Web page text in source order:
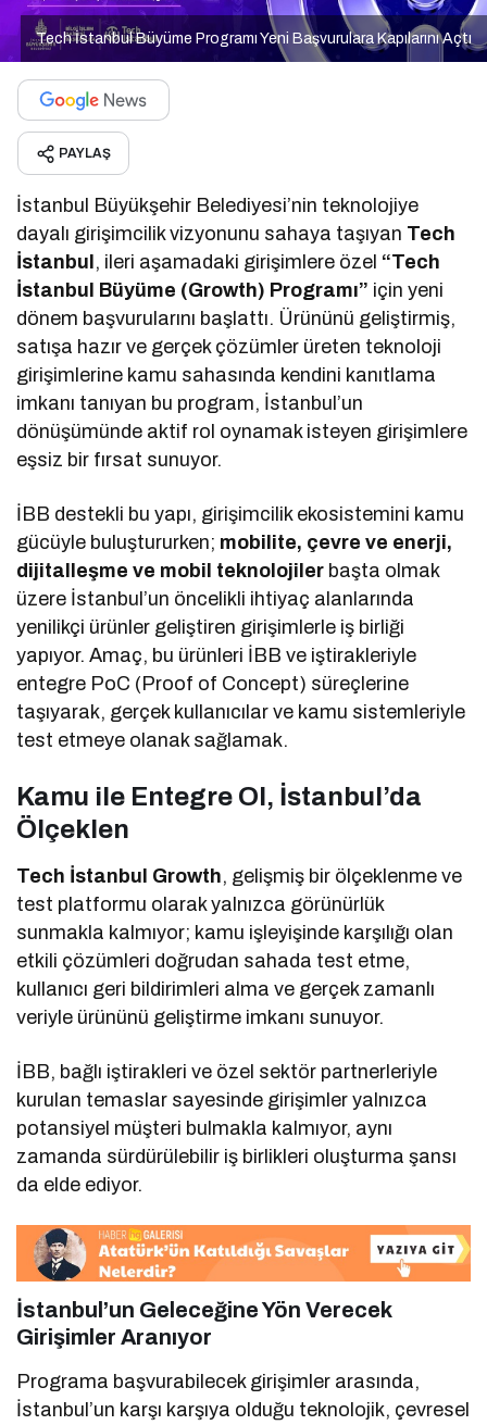
Tech İstanbul Büyüme Programı Yeni Başvurulara Kapılarını Açtı
PAYLAŞ
İstanbul Büyükşehir Belediyesi’nin teknolojiye
dayalı girişimcilik vizyonunu sahaya taşıyan Tech
İstanbul, ileri aşamadaki girişimlere özel “Tech
İstanbul Büyüme (Growth) Programı” için yeni
dönem başvurularını başlattı. Ürününü geliştirmiş,
satışa hazır ve gerçek çözümler üreten teknoloji
girişimlerine kamu sahasında kendini kanıtlama
imkanı tanıyan bu program, İstanbul’un
dönüşümünde aktif rol oynamak isteyen girişimlere
eşsiz bir fırsat sunuyor.
İBB destekli bu yapı, girişimcilik ekosistemini kamu
gücüyle buluştururken; mobilite, çevre ve enerji,
dijitalleşme ve mobil teknolojiler başta olmak
üzere İstanbul’un öncelikli ihtiyaç alanlarında
yenilikçi ürünler geliştiren girişimlerle iş birliği
yapıyor. Amaç, bu ürünleri İBB ve iştirakleriyle
entegre PoC (Proof of Concept) süreçlerine
taşıyarak, gerçek kullanıcılar ve kamu sistemleriyle
test etmeye olanak sağlamak.
Kamu ile Entegre Ol, İstanbul’da
Ölçeklen
Tech İstanbul Growth, gelişmiş bir ölçeklenme ve
test platformu olarak yalnızca görünürlük
sunmakla kalmıyor; kamu işleyişinde karşılığı olan
etkili çözümleri doğrudan sahada test etme,
kullanıcı geri bildirimleri alma ve gerçek zamanlı
veriyle ürününü geliştirme imkanı sunuyor.
İBB, bağlı iştirakleri ve özel sektör partnerleriyle
kurulan temaslar sayesinde girişimler yalnızca
potansiyel müşteri bulmakla kalmıyor, aynı
zamanda sürdürülebilir iş birlikleri oluşturma şansı
da elde ediyor.
İstanbul’un Geleceğine Yön Verecek
Girişimler Aranıyor
Programa başvurabilecek girişimler arasında,
İstanbul’un karşı karşıya olduğu teknolojik, çevresel